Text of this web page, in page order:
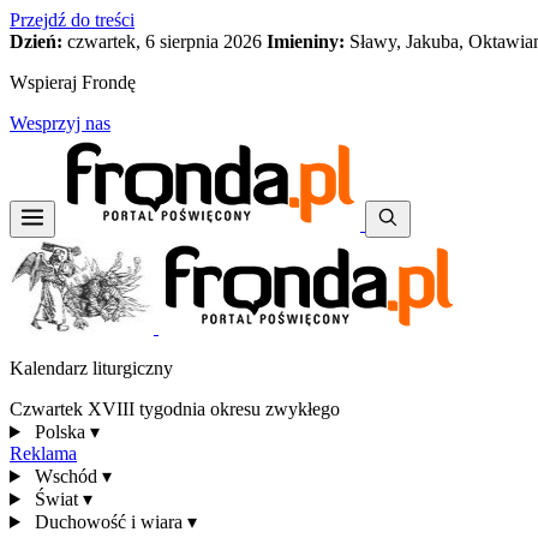
Przejdź do treści
Dzień: czwartek, 6 sierpnia 2026 Imieniny: Sławy, Jakuba,
Wspieraj Frondę
Wesprzyj nas
Kalendarz liturgiczny
Czwartek XVIII tygodnia okresu zwykłego
Polska ▾
Reklama
Wschód ▾
Świat ▾
Duchowość i wiara ▾